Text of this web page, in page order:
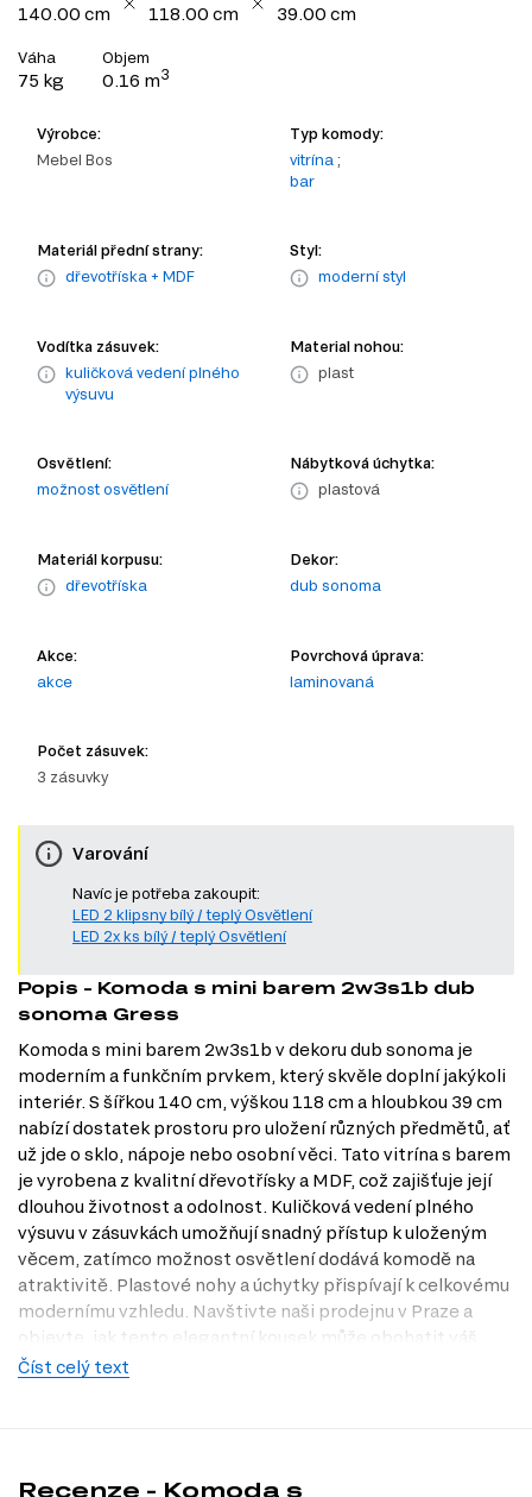
140.00 cm 118.00 cm 39.00 cm
Váha
75 kg
Objem
0.16 m3
Výrobce:
Mebel Bos
Typ komody:
vitrína ;
bar
Materiál přední strany:
dřevotříska + MDF
Styl:
moderní styl
Vodítka zásuvek:
kuličková vedení plného
výsuvu
Material nohou:
plast
Osvětlení:
možnost osvětlení
Nábytková úchytka:
plastová
Materiál korpusu:
dřevotříska
Dekor:
dub sonoma
Akce:
akce
Povrchová úprava:
laminovaná
Počet zásuvek:
3 zásuvky
Varování
Navíc je potřeba zakoupit:
LED 2 klipsny bílý / teplý Osvětlení
LED 2x ks bílý / teplý Osvětlení
Popis - Komoda s mini barem 2w3s1b dub
sonoma Gress
Komoda s mini barem 2w3s1b v dekoru dub sonoma je
moderním a funkčním prvkem, který skvěle doplní jakýkoli
interiér. S šířkou 140 cm, výškou 118 cm a hloubkou 39 cm
nabízí dostatek prostoru pro uložení různých předmětů, ať
už jde o sklo, nápoje nebo osobní věci. Tato vitrína s barem
je vyrobena z kvalitní dřevotřísky a MDF, což zajišťuje její
dlouhou životnost a odolnost. Kuličková vedení plného
výsuvu v zásuvkách umožňují snadný přístup k uloženým
věcem, zatímco možnost osvětlení dodává komodě na
atraktivitě. Plastové nohy a úchytky přispívají k celkovému
modernímu vzhledu. Navštivte naši prodejnu v Praze a
objevte, jak tento elegantní kousek může obohatit váš
domov.
Praktická velikost.S rozměry 140 x 118 x 39 cm se snadno vejde
Číst celý text
Recenze - Komoda s